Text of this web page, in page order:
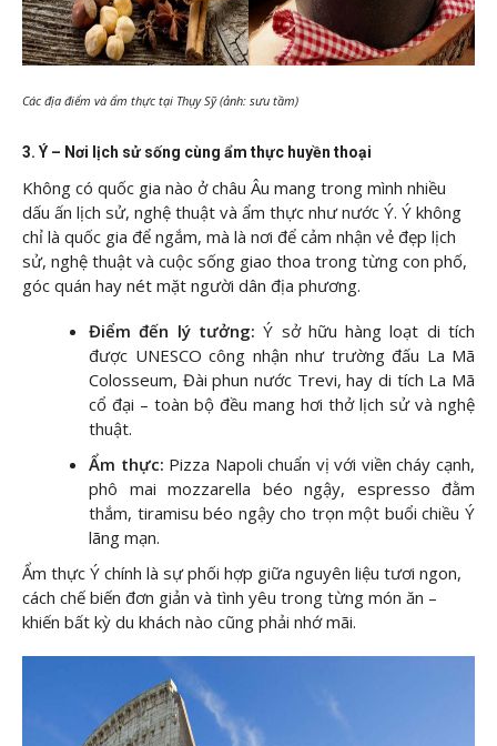
Các địa điểm và ẩm thực tại Thụy Sỹ (ảnh: sưu tầm)
3. Ý – Nơi lịch sử sống cùng ẩm thực huyền thoại
Không có quốc gia nào ở châu Âu mang trong mình nhiều
dấu ấn lịch sử, nghệ thuật và ẩm thực như nước Ý. Ý không
chỉ là quốc gia để ngắm, mà là nơi để cảm nhận vẻ đẹp lịch
sử, nghệ thuật và cuộc sống giao thoa trong từng con phố,
góc quán hay nét mặt người dân địa phương.
Điểm đến lý tưởng: Ý sở hữu hàng loạt di tích
được UNESCO công nhận như trường đấu La Mã
Colosseum, Đài phun nước Trevi, hay di tích La Mã
cổ đại – toàn bộ đều mang hơi thở lịch sử và nghệ
thuật.
Ẩm thực: Pizza Napoli chuẩn vị với viền cháy cạnh,
phô mai mozzarella béo ngậy, espresso đằm
thắm, tiramisu béo ngậy cho trọn một buổi chiều Ý
lãng mạn.
Ẩm thực Ý chính là sự phối hợp giữa nguyên liệu tươi ngon,
cách chế biến đơn giản và tình yêu trong từng món ăn –
khiến bất kỳ du khách nào cũng phải nhớ mãi.